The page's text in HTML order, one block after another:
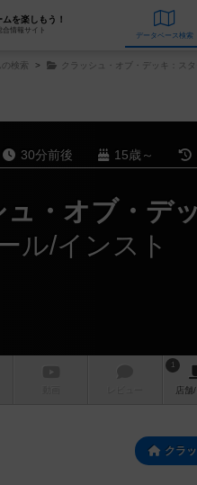
を楽しもう！
情報サイト
データ
検索 クラッシュ・オブ・デッキ：スタ
30分前後 15歳～
ュ・オブ・デ
ル/インスト
1
店舗/
クラ